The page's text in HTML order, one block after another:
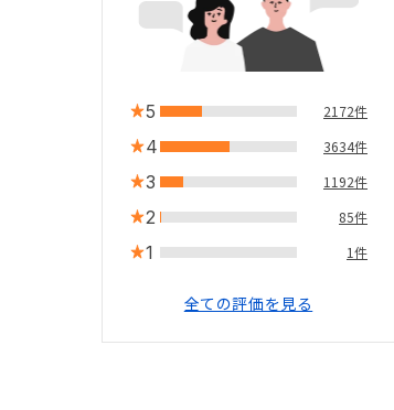
5 2172件
4 3634件
3 1192件
2 85件
1 1件
全ての評価を見る